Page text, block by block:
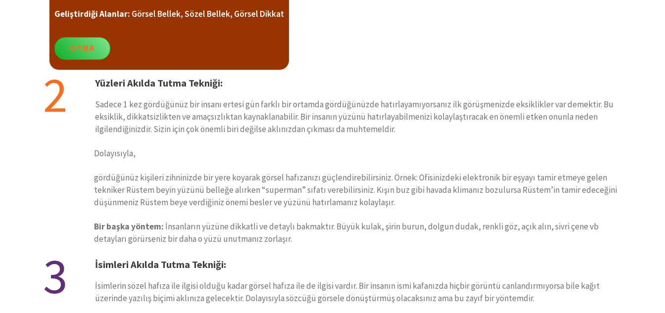
Geliştirdiği Alanlar: Görsel Bellek, Sözel Bellek, Görsel Dikkat
OYNA
2 Yüzleri Akılda Tutma Tekniği:
Sadece 1 kez gördüğünüz bir insanı ertesi gün farklı bir ortamda gördüğünüzde hatırlayamıyorsanız ilk görüşmenizde eksiklikler var demektir. Bu
eksiklik, dikkatsizlikten ve amaçsızlıktan kaynaklanabilir. Bir insanın yüzünü hatırlayabilmenizi kolaylaştıracak en önemli etken onunla neden
ilgilendiğinizdir. Sizin için çok önemli biri değilse aklınızdan çıkması da muhtemeldir.
Dolayısıyla,
gördüğünüz kişileri zihninizde bir yere koyarak görsel hafızanızı güçlendirebilirsiniz. Örnek: Ofisinizdeki elektronik bir eşyayı tamir etmeye gelen
tekniker Rüstem beyin yüzünü belleğe alırken “superman” sıfatı verebilirsiniz. Kışın buz gibi havada klimanız bozulursa Rüstem’in tamir edeceğini
düşünmeniz Rüstem beye verdiğiniz önemi besler ve yüzünü hatırlamanız kolaylaşır.
Bir başka yöntem: İnsanların yüzüne dikkatli ve detaylı bakmaktır. Büyük kulak, şirin burun, dolgun dudak, renkli göz, açık alın, sivri çene vb
detayları görürseniz bir daha o yüzü unutmanız zorlaşır.
3 İsimleri Akılda Tutma Tekniği:
İsimlerin sözel hafıza ile ilgisi olduğu kadar görsel hafıza ile de ilgisi vardır. Bir insanın ismi kafanızda hiçbir görüntü canlandırmıyorsa bile kağıt
üzerinde yazılış biçimi aklınıza gelecektir. Dolayısıyla sözcüğü görsele dönüştürmüş olacaksınız ama bu zayıf bir yöntemdir.